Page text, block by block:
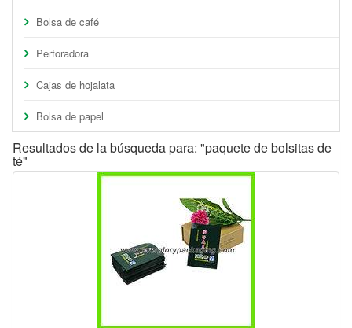
Bolsa de café
Perforadora
Cajas de hojalata
Bolsa de papel
Resultados de la búsqueda para: "paquete de bolsitas de
té"